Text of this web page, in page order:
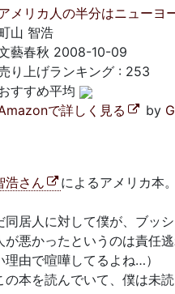
メリカ人の半分はニューヨ
山 智浩
藝春秋 2008-10-09
り上げランキング : 253
すすめ平均
で詳しく見る
by
浩さん によるアメリカ本。
居人に対して僕が、ブッ
悪かったというのは責任
理由で喧嘩してるよね…）
本を読んでいて、僕は未読